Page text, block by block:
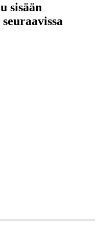
sisään